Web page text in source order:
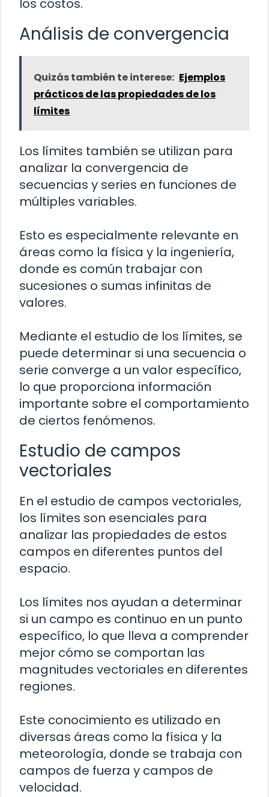
los costos.
Análisis de convergencia
Quizás también te interese: Ejemplos
prácticos de las propiedades de los
límites
Los límites también se utilizan para
analizar la convergencia de
secuencias y series en funciones de
múltiples variables.
Esto es especialmente relevante en
áreas como la física y la ingeniería,
donde es común trabajar con
sucesiones o sumas infinitas de
valores.
Mediante el estudio de los límites, se
puede determinar si una secuencia o
serie converge a un valor específico,
lo que proporciona información
importante sobre el comportamiento
de ciertos fenómenos.
Estudio de campos
vectoriales
En el estudio de campos vectoriales,
los límites son esenciales para
analizar las propiedades de estos
campos en diferentes puntos del
espacio.
Los límites nos ayudan a determinar
si un campo es continuo en un punto
específico, lo que lleva a comprender
mejor cómo se comportan las
magnitudes vectoriales en diferentes
regiones.
Este conocimiento es utilizado en
diversas áreas como la física y la
meteorología, donde se trabaja con
campos de fuerza y campos de
velocidad.